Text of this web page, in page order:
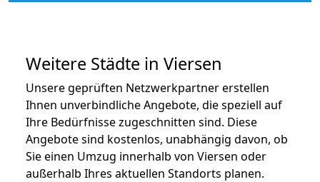
Weitere Städte in Viersen
Unsere geprüften Netzwerkpartner erstellen
Ihnen unverbindliche Angebote, die speziell auf
Ihre Bedürfnisse zugeschnitten sind. Diese
Angebote sind kostenlos, unabhängig davon, ob
Sie einen Umzug innerhalb von Viersen oder
außerhalb Ihres aktuellen Standorts planen.